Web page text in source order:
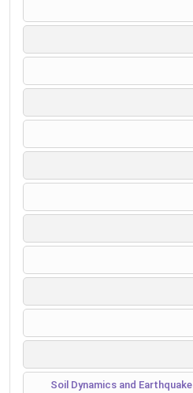
دینامیک خاک و مهندسی زلزله - Soil Dynamics and Earthquake